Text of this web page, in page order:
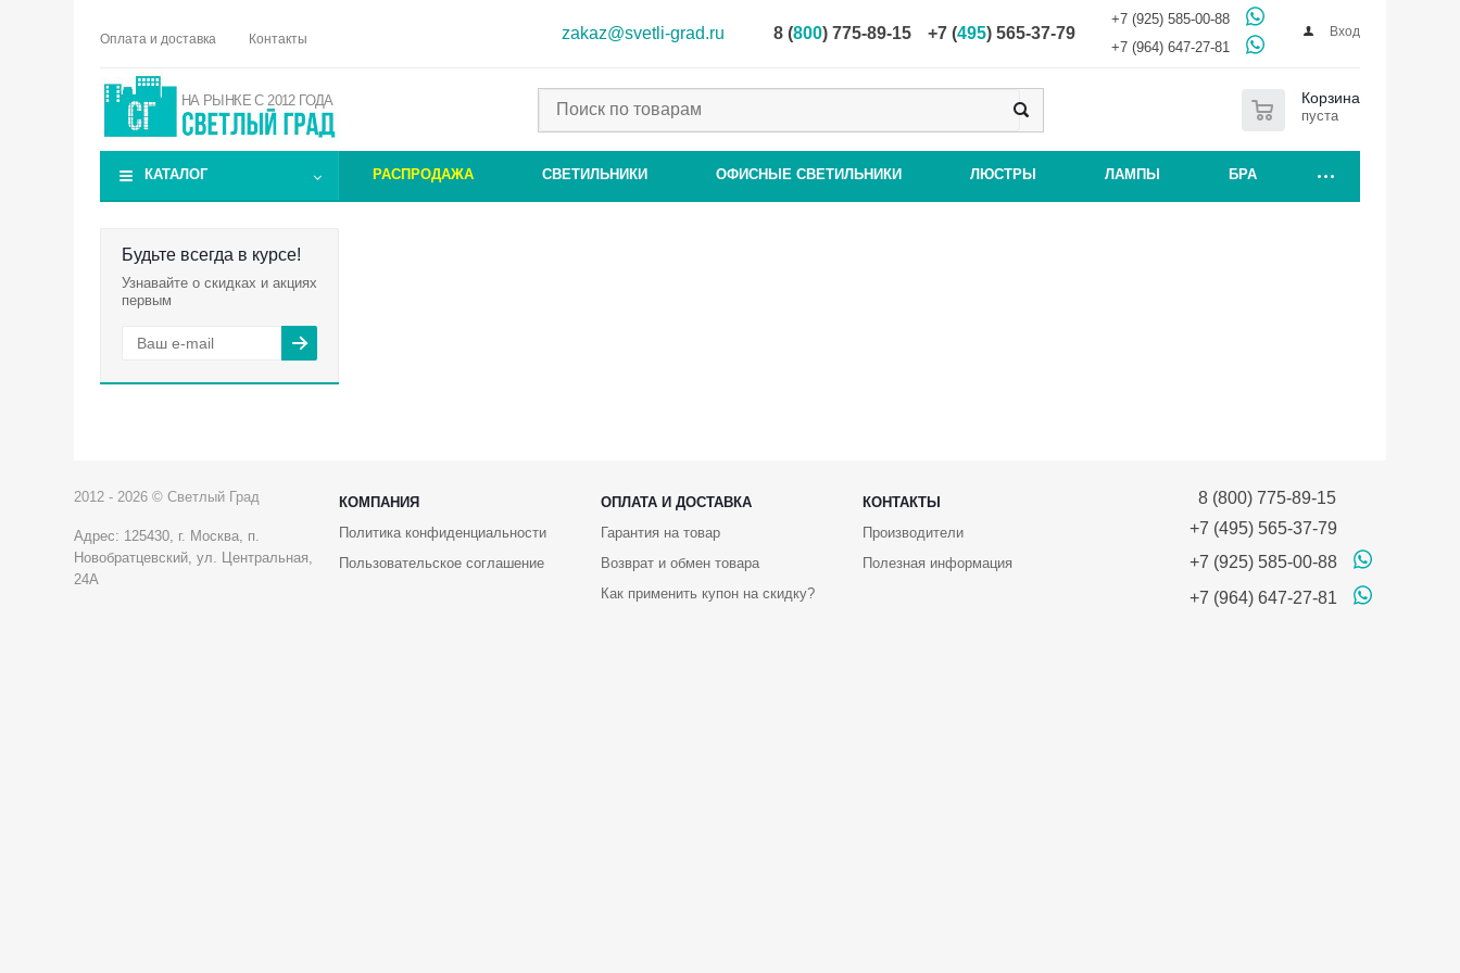
Оплата и доставка Контакты zakaz@svetli-grad.ru 8 (800) 775-89-15 +7 (495) 565-37-79
+7 (925) 585-00-88
+7 (964) 647-27-81
Вход
НА РЫНКЕ С 2012 ГОДА Корзина
пуста
КАТАЛОГ РАСПРОДАЖА СВЕТИЛЬНИКИ ОФИСНЫЕ СВЕТИЛЬНИКИ ЛЮСТРЫ ЛАМПЫ БРА
Будьте всегда в курсе!
Узнавайте о скидках и акциях
первым
2012 - 2026 © Светлый Град
Адрес: 125430, г. Москва, п.
Новобратцевский, ул. Центральная,
24А
КОМПАНИЯ ОПЛАТА И ДОСТАВКА
КОНТАКТЫ
Политика конфиденциальности
Пользовательское соглашение
Гарантия на товар
Возврат и обмен товара
Как применить купон на скидку?
Производители
Полезная информация
8 (800) 775-89-15
+7 (495) 565-37-79
+7 (925) 585-00-88
+7 (964) 647-27-81